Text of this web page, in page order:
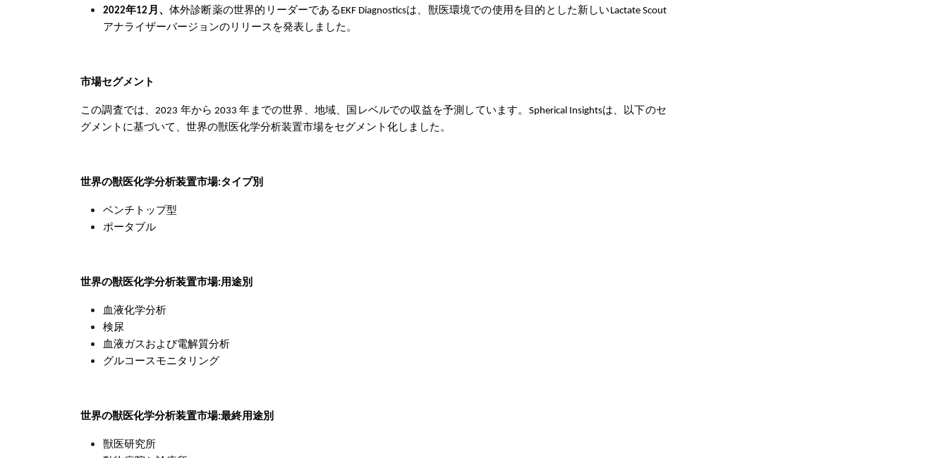
2022年12月、 体外診断薬の世界的リーダーであるEKF Diagnosticsは、獣医環境での使用を目的とした新しいLactate Scout
アナライザーバージョンのリリースを発表しました。
市場セグメント
この調査では、2023 年から 2033 年までの世界、地域、国レベルでの収益を予測しています。Spherical Insightsは、以下のセ
グメントに基づいて、世界の獣医化学分析装置市場をセグメント化しました。
世界の獣医化学分析装置市場:タイプ別
ベンチトップ型
ポータブル
世界の獣医化学分析装置市場:用途別
血液化学分析
検尿
血液ガスおよび電解質分析
グルコースモニタリング
世界の獣医化学分析装置市場:最終用途別
獣医研究所